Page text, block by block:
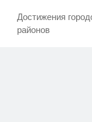
Достижения
районов